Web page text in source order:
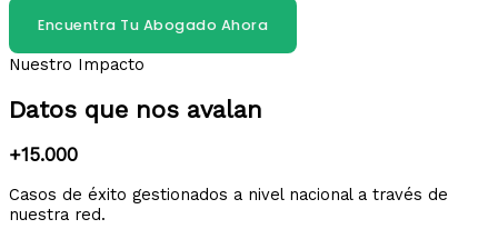
Encuentra Tu Abogado Ahora
Nuestro Impacto
Datos que nos avalan
+15.000
Casos de éxito gestionados a nivel nacional a través de
nuestra red.